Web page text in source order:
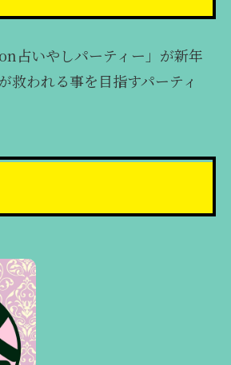
占いやしパーティー」が新年
われる事を目指すパーティ